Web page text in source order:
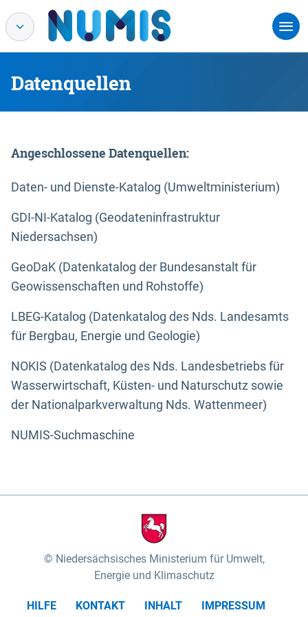
Datenquellen
Angeschlossene Datenquellen:
Daten- und Dienste-Katalog (Umweltministerium)
GDI-NI-Katalog (Geodateninfrastruktur
Niedersachsen)
GeoDaK (Datenkatalog der Bundesanstalt für
Geowissenschaften und Rohstoffe)
LBEG-Katalog (Datenkatalog des Nds. Landesamts
für Bergbau, Energie und Geologie)
NOKIS (Datenkatalog des Nds. Landesbetriebs für
Wasserwirtschaft, Küsten- und Naturschutz sowie
der Nationalparkverwaltung Nds. Wattenmeer)
NUMIS-Suchmaschine
Niedersächsisches Ministerium für Umwelt,
Energie und Klimaschutz
HILFE KONTAKT INHALT
IMPRESSUM